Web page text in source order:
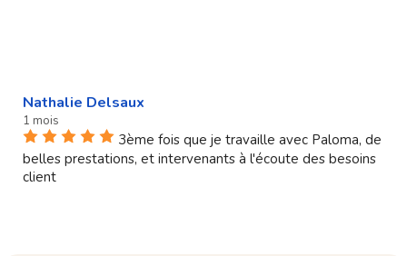
Nathalie Delsaux
1 mois
3ème fois que je travaille avec Paloma, de
belles prestations, et intervenants à l'écoute des besoins
client